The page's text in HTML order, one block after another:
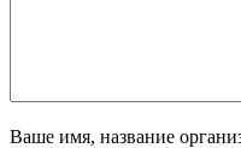
Ваше имя, название